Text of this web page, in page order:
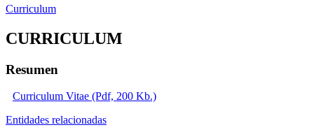
Curriculum
CURRICULUM
Resumen
Curriculum Vitae (Pdf, 200 Kb.)
Entidades relacionadas